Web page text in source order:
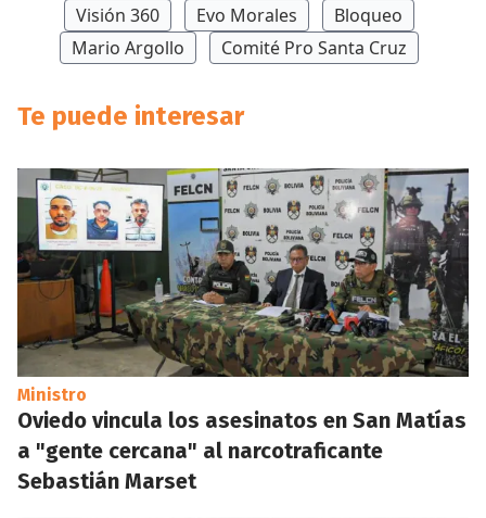
Visión 360 Evo Morales
Bloqueo
Mario Argollo
Comité Pro Santa Cruz
Te puede interesar
Ministro
Oviedo vincula los asesinatos en San Matías
a "gente cercana" al narcotraficante
Sebastián Marset